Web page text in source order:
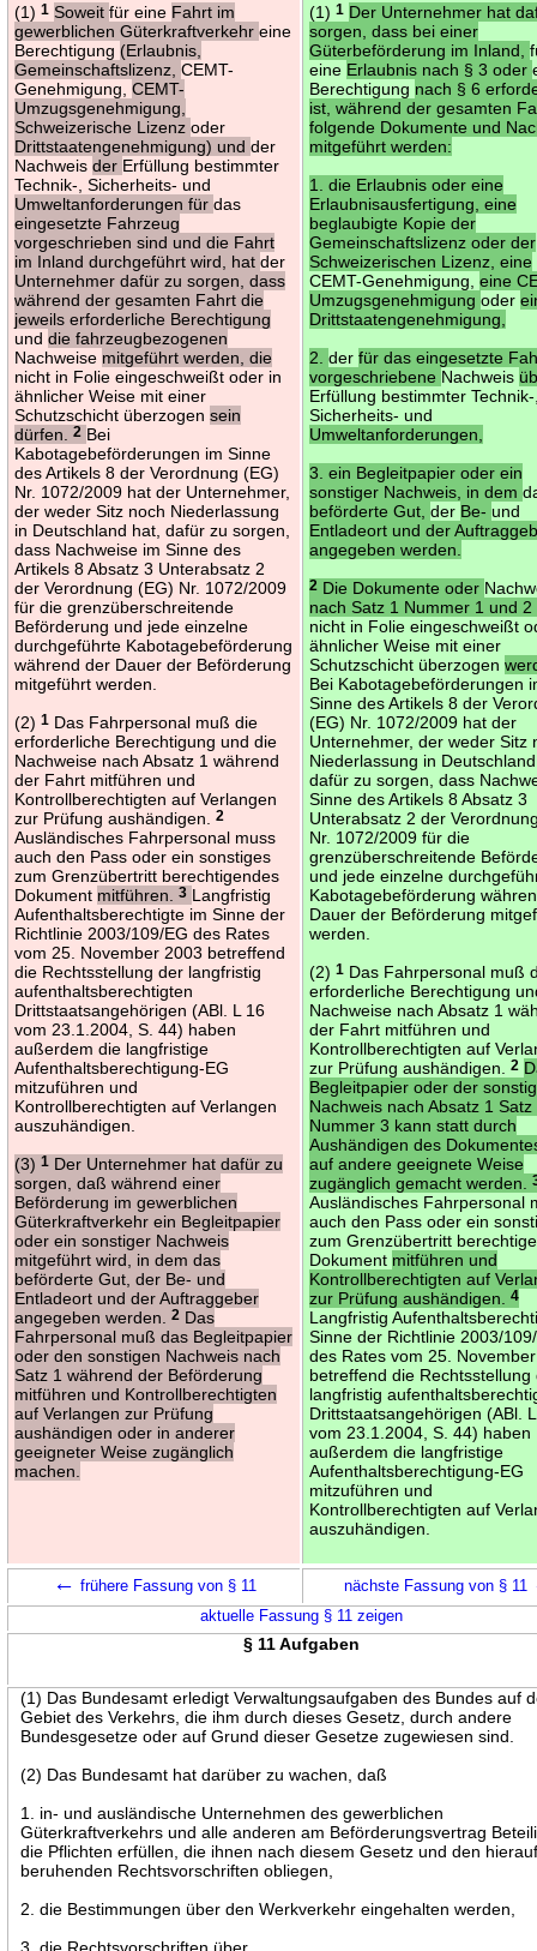
(1)1 Soweitfür eine Fahrt im
gewerblichen Güterkraftverkehreine
Berechtigung (Erlaubnis,
Gemeinschaftslizenz,CEMT-
Genehmigung,CEMT-
Umzugsgenehmigung,
Schweizerische Lizenzoder
Drittstaatengenehmigung) undder
Nachweisder Erfüllung bestimmter
Technik-, Sicherheits- und
Umweltanforderungen fürdas
eingesetzte Fahrzeug
vorgeschrieben sind und die Fahrt
im Inland durchgeführt wird, hatder
Unternehmer dafür zu sorgen, dass
während der gesamten Fahrt die
jeweils erforderliche Berechtigung
unddie fahrzeugbezogenen
Nachweise mitgeführt werden, die
nicht in Folie eingeschweißt oder in
ähnlicher Weise mit einer
Schutzschicht überzogensein
dürfen.2 Bei
Kabotagebeförderungen im Sinne
des Artikels 8 der Verordnung (EG)
Nr. 1072/2009 hat der Unternehmer,
der weder Sitz noch Niederlassung
in Deutschland hat, dafür zu sorgen,
dass Nachweise im Sinne des
Artikels 8 Absatz 3 Unterabsatz 2
der Verordnung (EG) Nr. 1072/2009
für die grenzüberschreitende
Beförderung und jede einzelne
durchgeführte Kabotagebeförderung
während der Dauer der Beförderung
mitgeführt werden.
(2)1 Das Fahrpersonal muß die
erforderliche Berechtigung und die
Nachweise nach Absatz 1 während
der Fahrt mitführen und
Kontrollberechtigten auf Verlangen
zur Prüfung aushändigen.2
Ausländisches Fahrpersonal muss
auch den Pass oder ein sonstiges
zum Grenzübertritt berechtigendes
Dokument mitführen.3 Langfristig
Aufenthaltsberechtigte im Sinne der
Richtlinie 2003/109/EG des Rates
vom 25. November 2003 betreffend
die Rechtsstellung der langfristig
aufenthaltsberechtigten
Drittstaatsangehörigen (ABl. L 16
vom 23.1.2004, S. 44) haben
außerdem die langfristige
Aufenthaltsberechtigung-EG
mitzuführen und
Kontrollberechtigten auf Verlangen
auszuhändigen.
(3)1 Der Unternehmer hat dafür zu
sorgen, daß während einer
Beförderung im gewerblichen
Güterkraftverkehr ein Begleitpapier
oder ein sonstiger Nachweis
mitgeführt wird, in dem das
beförderte Gut, der Be- und
Entladeort und der Auftraggeber
angegeben werden.2 Das
Fahrpersonal muß das Begleitpapier
oder den sonstigen Nachweis nach
Satz 1 während der Beförderung
mitführen und Kontrollberechtigten
auf Verlangen zur Prüfung
aushändigen oder in anderer
geeigneter Weise zugänglich
machen.
(1)1 Der Unternehmer hat
sorgen, dass bei einer
Güterbeförderung im Inland,
eine Erlaubnis nach § 3 oder
Berechtigung nach § 6
ist, während der gesamten
folgende Dokumente und
mitgeführt werden:
1. die Erlaubnis oder eine
Erlaubnisausfertigung, eine
beglaubigte Kopie der
Gemeinschaftslizenz oder der
Schweizerischen Lizenz, eine
CEMT-Genehmigung,eine
Umzugsgenehmigungoder
Drittstaatengenehmigung,
2.derfür das eingesetzte
vorgeschriebene Nachweis
Erfüllung bestimmter
Sicherheits- und
Umweltanforderungen,
3. ein Begleitpapier oder ein
sonstiger Nachweis, in dem
beförderte Gut,der Be-und
Entladeort und der
angegeben werden.
2 Die Dokumente oder
nach Satz 1 Nummer 1 und
nicht in Folie eingeschweißt
ähnlicher Weise mit einer
Schutzschicht überzogen
Bei Kabotagebeförderungen
Sinne des Artikels 8 der
(EG) Nr. 1072/2009 hat der
Unternehmer, der weder Sitz
Niederlassung in
dafür zu sorgen, dass
Sinne des Artikels 8 Absatz 3
Unterabsatz 2 der
Nr. 1072/2009 für die
grenzüberschreitende
und jede einzelne
Kabotagebeförderung
Dauer der Beförderung
werden.
(2)1 Das Fahrpersonal muß
erforderliche Berechtigung
Nachweise nach Absatz 1
der Fahrt mitführen und
Kontrollberechtigten auf
zur Prüfung aushändigen.2
Begleitpapier oder der
Nachweis nach Absatz 1 Satz
Nummer 3 kann statt durch
Aushändigen des
auf andere geeignete Weise
zugänglich gemacht werden.
Ausländisches Fahrpersonal
auch den Pass oder ein
zum Grenzübertritt
Dokument mitführen und
Kontrollberechtigten auf
zur Prüfung aushändigen.4
Langfristig
Sinne der Richtlinie 2003/
des Rates vom 25.
betreffend die Rechtsstellung
langfristig
Drittstaatsangehörigen (ABl.
vom 23.1.2004, S. 44) haben
außerdem die langfristige
Aufenthaltsberechtigung-EG
mitzuführen und
Kontrollberechtigten auf
auszuhändigen.
← frühere Fassung von § 11 nächste Fassung von § 11
aktuelle Fassung § 11 zeigen
§ 11 Aufgaben
(1) Das Bundesamt erledigt Verwaltungsaufgaben des Bundes auf
Gebiet des Verkehrs, die ihm durch dieses Gesetz, durch andere
Bundesgesetze oder auf Grund dieser Gesetze zugewiesen sind.
(2) Das Bundesamt hat darüber zu wachen, daß
1. in- und ausländische Unternehmen des gewerblichen
Güterkraftverkehrs und alle anderen am Beförderungsvertrag
die Pflichten erfüllen, die ihnen nach diesem Gesetz und den
beruhenden Rechtsvorschriften obliegen,
2. die Bestimmungen über den Werkverkehr eingehalten werden,
3. die Rechtsvorschriften über